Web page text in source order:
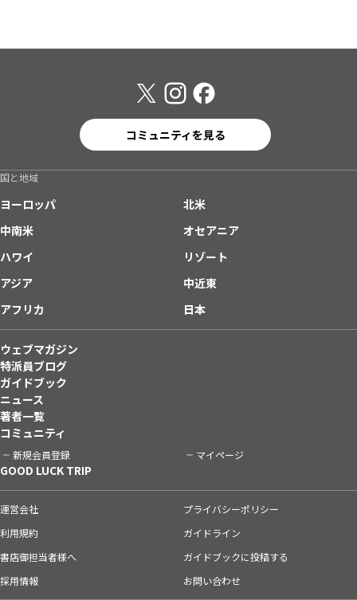
コミュニティを見る
国と地域
ヨーロッパ
北米
中南米
オセアニア
ハワイ
リゾート
アジア
中近東
アフリカ
日本
ウェブマガジン
特派員ブログ
ガイドブック
ニュース
著者一覧
コミュニティ
新規会員登録 マイページ
GOOD LUCK TRIP
運営会社
プライバシーポリシー
利用規約
ガイドライン
書店御担当者様へ
ガイドブックに投稿する
採用情報
お問い合わせ